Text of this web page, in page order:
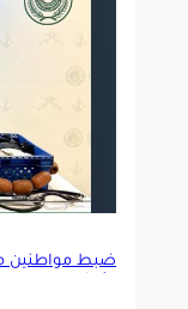
ضبط مواطنين